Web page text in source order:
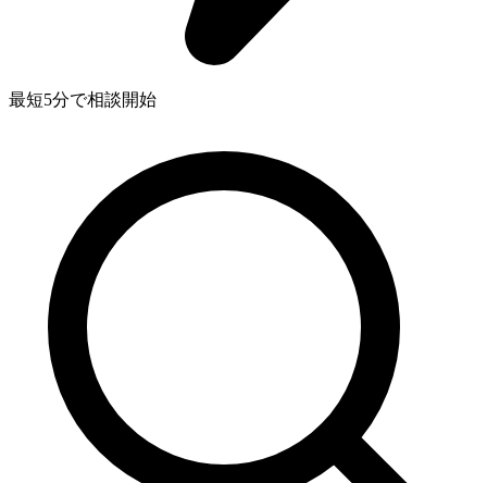
最短5分で相談開始